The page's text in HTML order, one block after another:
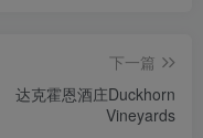
下一篇
达克霍恩酒庄Duckhorn
Vineyards